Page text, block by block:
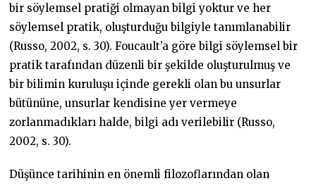
bir söylemsel pratiği olmayan bilgi yoktur ve her
söylemsel pratik, oluşturduğu bilgiyle tanımlanabilir
(Russo, 2002, s. 30). Foucault’a göre bilgi söylemsel bir
pratik tarafından düzenli bir şekilde oluşturulmuş ve
bir bilimin kuruluşu içinde gerekli olan bu unsurlar
bütününe, unsurlar kendisine yer vermeye
zorlanmadıkları halde, bilgi adı verilebilir (Russo,
2002, s. 30).
Düşünce tarihinin en önemli filozoflarından olan